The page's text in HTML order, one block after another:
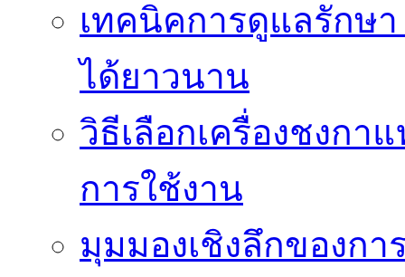
เทคนิคการดูแลรักษา
ได้ยาวนาน
วิธีเลือกเครื่องชงกา
การใช้งาน
มุมมองเชิงลึกของก